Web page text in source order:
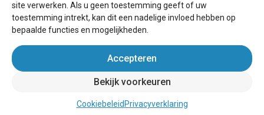
site verwerken. Als u geen toestemming geeft of uw
toestemming intrekt, kan dit een nadelige invloed hebben op
bepaalde functies en mogelijkheden.
Accepteren
Bekijk voorkeuren
Cookiebeleid Privacyverklaring
Voor eigenaren
Succesvol verhuren vakantiewoning